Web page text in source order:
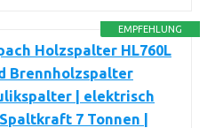
EMPFEHLUNG
Holzspalter HL760L
Brennholzspalter
| elektrisch
7 Tonnen |